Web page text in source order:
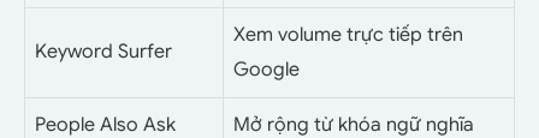
Keyword Surfer
Xem volume trực tiếp trên
Google
People Also Ask Mở rộng từ khóa ngữ nghĩa